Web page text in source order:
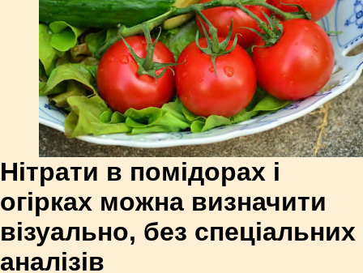
Нітрати в помідорах і
огірках можна визначити
візуально, без спеціальних
аналізів